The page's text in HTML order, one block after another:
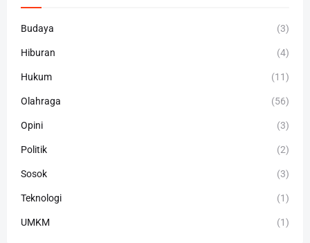
Budaya (3)
Hiburan (4)
Hukum (11)
Olahraga (56)
Opini (3)
Politik (2)
Sosok (3)
Teknologi (1)
UMKM (1)